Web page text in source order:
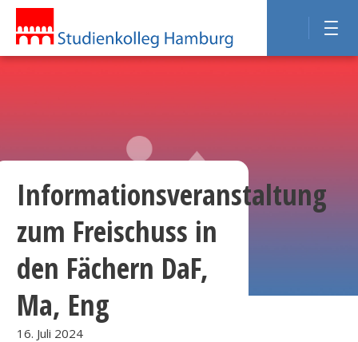
Informationsveranstaltung
zum Freischuss in
den Fächern DaF,
Ma, Eng
16. Juli 2024